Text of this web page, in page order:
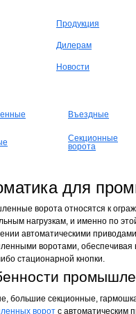
Продукция
Дилерам
Новости
Въездные
Секционные
ворота
для
ворота относятся к
нагрузкам, и именно по
автоматическими
воротами, обеспечивая
стационарной кнопки.
большие секционные,
ворот с автоматическим